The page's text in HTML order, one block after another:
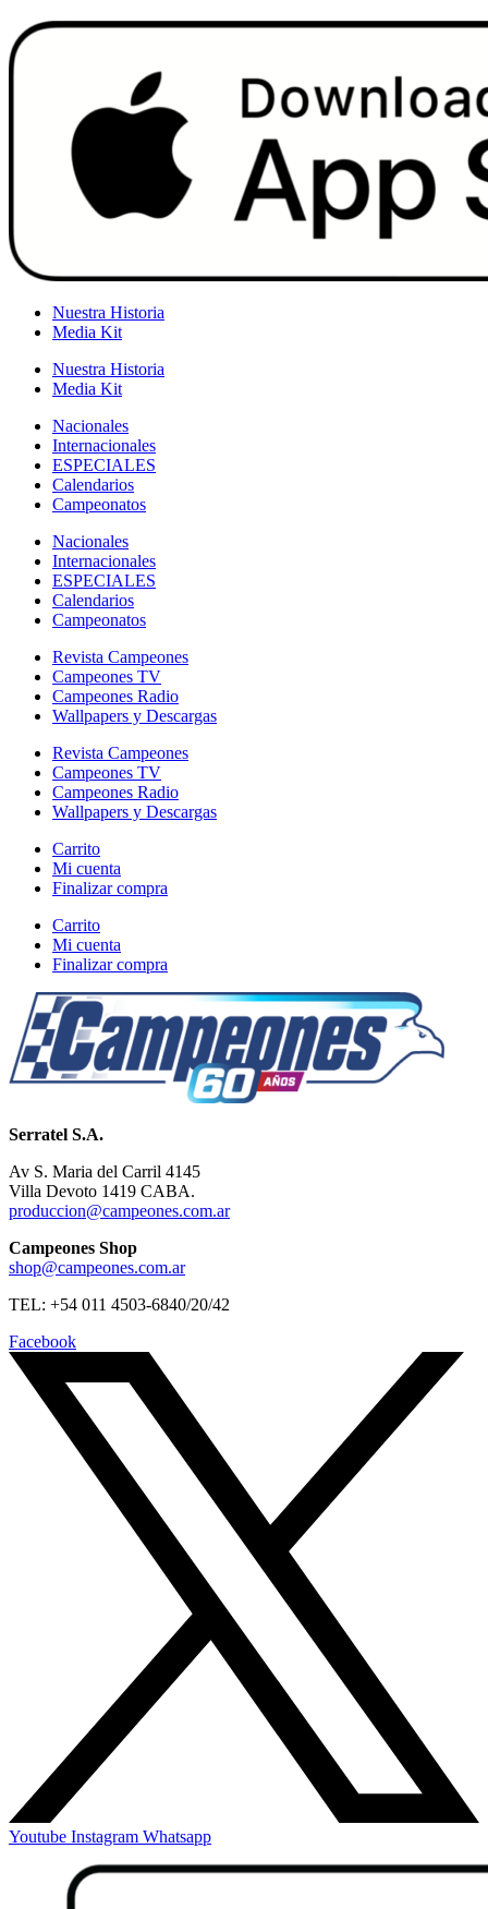
Nuestra Historia
Media Kit
Nuestra Historia
Media Kit
Nacionales
Internacionales
ESPECIALES
Calendarios
Campeonatos
Nacionales
Internacionales
ESPECIALES
Calendarios
Campeonatos
Revista Campeones
Campeones TV
Campeones Radio
Wallpapers y Descargas
Revista Campeones
Campeones TV
Campeones Radio
Wallpapers y Descargas
Carrito
Mi cuenta
Finalizar compra
Carrito
Mi cuenta
Finalizar compra
Serratel S.A.
Av S. Maria del Carril 4145
Villa Devoto 1419 CABA.
produccion@campeones.com.ar
Campeones Shop
shop@campeones.com.ar
TEL: +54 011 4503-6840/20/42
Facebook
Youtube Instagram Whatsapp